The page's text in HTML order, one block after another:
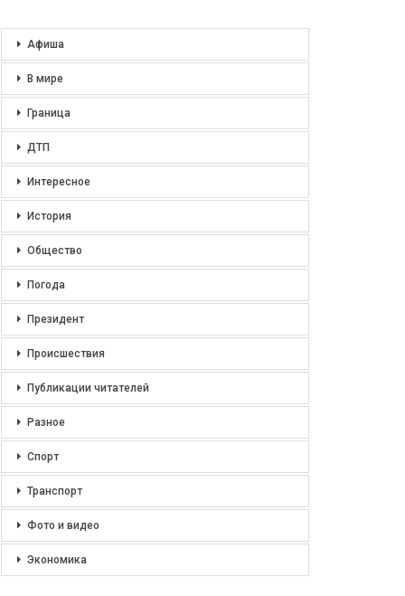
Афиша
В мире
Граница
ДТП
Интересное
История
Общество
Погода
Президент
Происшествия
Публикации читателей
Разное
Спорт
Транспорт
Фото и видео
Экономика